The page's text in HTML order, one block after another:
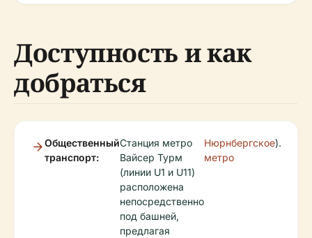
Доступность и как
добраться
Общественный
транспорт:
Станция метро
Вайсер Турм
(линии U1 и U11)
расположена
непосредственно
под башней,
предлагая
Нюрнбергское
метро
).